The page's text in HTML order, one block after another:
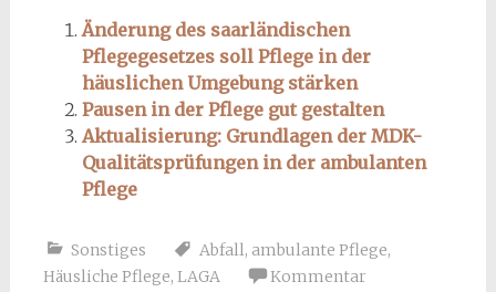
Änderung des saarländischen
Pflegegesetzes soll Pflege in der
häuslichen Umgebung stärken
Pausen in der Pflege gut gestalten
Aktualisierung: Grundlagen der MDK-
Qualitätsprüfungen in der ambulanten
Pflege
Sonstiges Abfall, ambulante Pflege,
Häusliche Pflege, LAGA
Kommentar